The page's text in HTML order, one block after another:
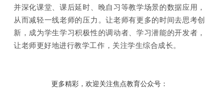
并深化课堂、课后延时、晚自习等教学场景的数据应用，
从而减轻一线老师的压力。让老师有更多的时间去思考创
新，成为学生学习积极性的调动者、学习潜能的开发者，
让老师更好地进行教学工作，关注学生综合成长。
更多精彩，欢迎关注焦点教育公众号：